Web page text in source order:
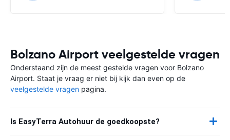
Bolzano Airport veelgestelde vragen
Onderstaand zijn de meest gestelde vragen voor Bolzano
Airport. Staat je vraag er niet bij kijk dan even op de
veelgestelde vragen pagina.
Is EasyTerra Autohuur de goedkoopste?